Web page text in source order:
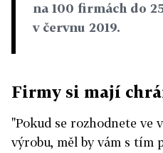
na 100 firmách do
v červnu 2019.
Firmy si mají
"Pokud se rozhodnete
výrobu, měl by vám s tím